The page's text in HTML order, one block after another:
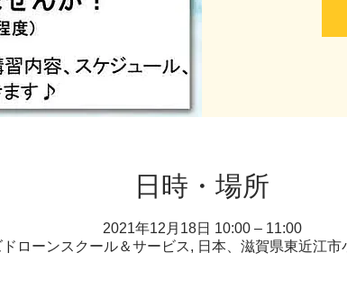
日時・場所
2021年12月18日 10:00 – 11:00
ローンスクール＆サービス, 日本、滋賀県東近江市